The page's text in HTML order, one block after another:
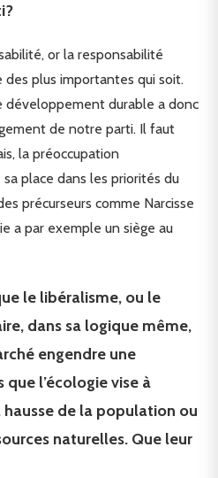
or la responsabilité
plus importantes qui soit.
développement durable a donc
de notre parti. Il faut
la préoccupation
place dans les priorités du
précurseurs comme Narcisse
a par exemple un siège au
le libéralisme, ou le
dans sa logique même,
engendre une
l’écologie vise à
de la population ou
naturelles. Que leur